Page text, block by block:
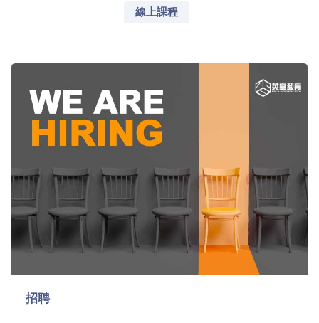
線上課程
招聘